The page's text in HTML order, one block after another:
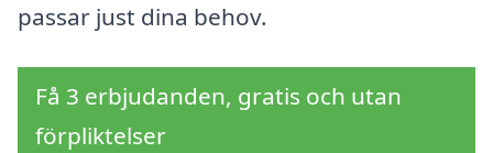
passar just dina behov.
Få 3 erbjudanden, gratis och utan
förpliktelser